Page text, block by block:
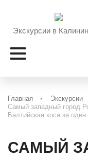
Экскурсии в
Главная Экскурсии
Самый западный город
Балтийская коса за один
САМЫЙ